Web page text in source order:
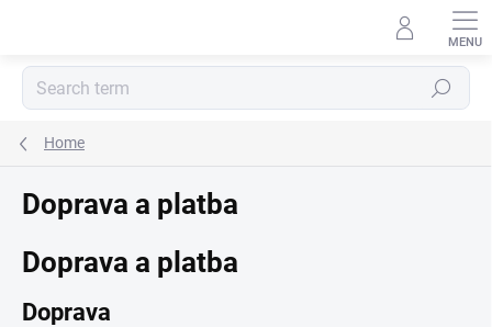
Search
Home
Doprava a platba
Doprava a platba
Doprava